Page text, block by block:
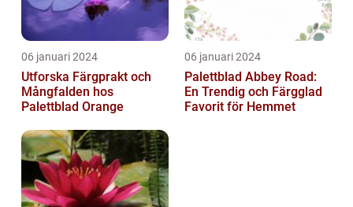
06 januari 2024
Utforska Färgprakt och
Mångfalden hos
Palettblad Orange
06 januari 2024
Palettblad Abbey Road:
En Trendig och Färgglad
Favorit för Hemmet